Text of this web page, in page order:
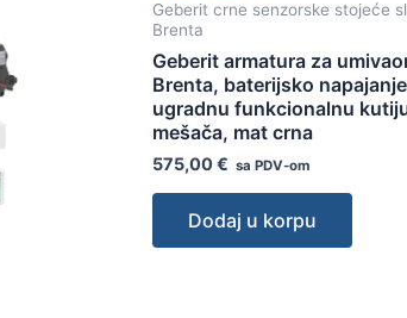
Geberit crne senzorske stojeće
Brenta
Geberit armatura za
Brenta, baterijsko
ugradnu funkcionalnu
mešača, mat crna
575,00€ sa PDV-om
Dodaj u korpu